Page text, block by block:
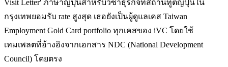
Visit Letter' ภาษาญี่ปุ่นสำหรับวีซ่าธุรกิจที่สถานทูตญี่ปุ่นใน
กรุงเทพยอมรับ rate สูงสุด เธอยังเป็นผู้ดูแลเคส Taiwan
Employment Gold Card portfolio ทุกเคสของ iVC โดยใช้
เทมเพลตที่อ้างอิงจากเอกสาร NDC (National Development
Council) โดยตรง